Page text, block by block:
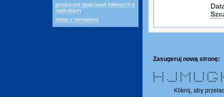
producent opakowań foliowych z
nadrukiem
sklep z herbatami
Zasugeruj nową stronę:
* * * * * * * ***** * *
* * * ** ** * * * *
* * * * * * * * * *
******* * * * * * * *
* * * * * * * *
* * * * * * * * *
* * ***** * * ***** *****
Kliknij, aby